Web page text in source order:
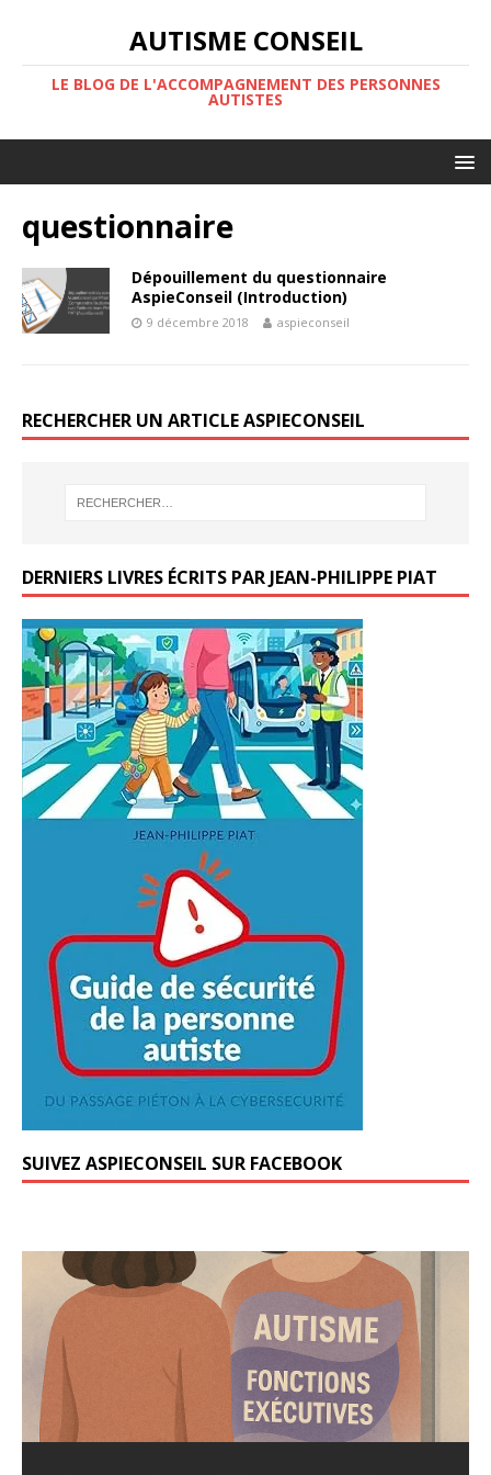
AUTISME CONSEIL
LE BLOG DE L'ACCOMPAGNEMENT DES PERSONNES
AUTISTES
questionnaire
Dépouillement du questionnaire
AspieConseil (Introduction)
9 décembre 2018 aspieconseil
RECHERCHER UN ARTICLE ASPIECONSEIL
DERNIERS LIVRES ÉCRITS PAR JEAN-PHILIPPE PIAT
SUIVEZ ASPIECONSEIL SUR FACEBOOK